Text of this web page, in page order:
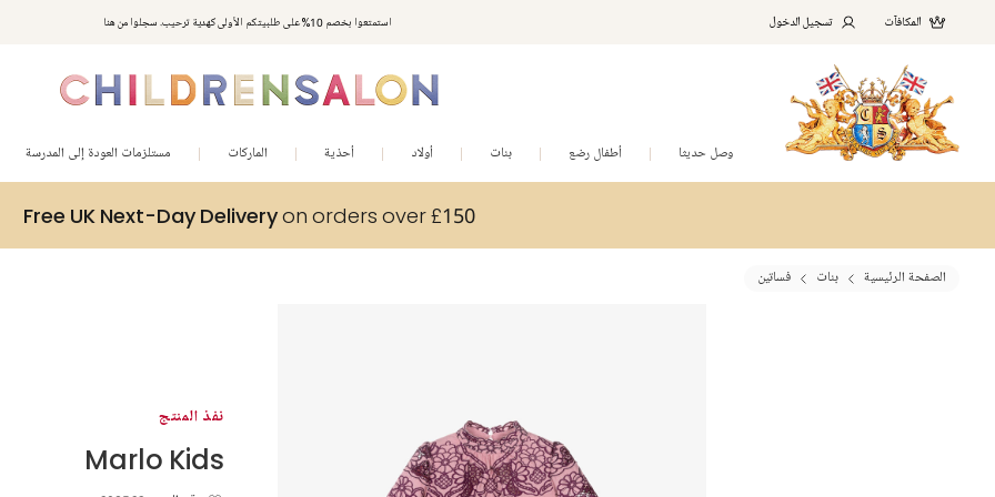
استمتعوا بخصم 10% على طلبيتكم الأولى كهدية ترحيب. سجلوا من هنا المكافآت تسجيل الدخول
وصل حديثا أطفال رضع بنات أولاد أحذية الماركات مستلزمات العودة إلى المدرسة
Free UK Next-Day Deliveryon orders over £150
الصفحة الرئيسية بنات فساتين
نفذ المنتج
Marlo Kids